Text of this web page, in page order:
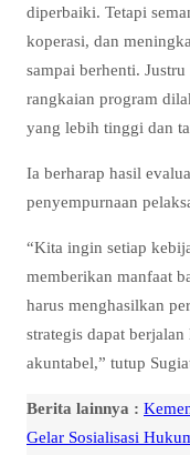
diperbaiki. Tetapi
koperasi, dan
sampai berhenti.
rangkaian program
yang lebih tinggi dan
Ia berharap hasil
penyempurnaan
“Kita ingin setiap
memberikan manfaat
harus menghasilkan
strategis dapat
akuntabel,” tutup
Berita lainnya :
Gelar Sosialisasi